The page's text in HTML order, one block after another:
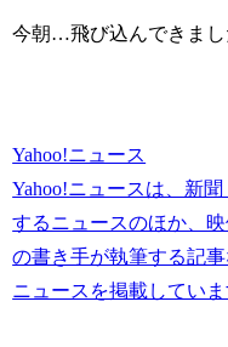
今朝…飛び込んできまし
Yahoo!ニュース
Yahoo!ニュースは、新
するニュースのほか、
の書き手が執筆する記
ニュースを掲載していま